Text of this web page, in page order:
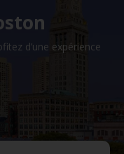
d’une expérience